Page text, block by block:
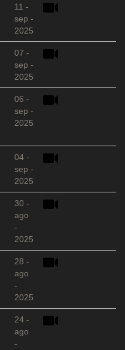
11 -
sep -
2025
07 -
sep -
2025
06 -
sep -
2025
04 -
sep -
2025
30 -
ago
-
2025
28 -
ago
-
2025
24 -
ago
-